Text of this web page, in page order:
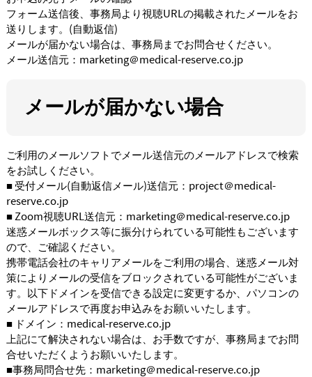
フォーム送信後、事務局より視聴URLの掲載されたメールをお
送りします。(自動返信)
メールが届かない場合は、事務局までお問合せください。
メール送信元：marketing＠medical-reserve.co.jp
メールが届かない場合
ご利用のメールソフトでメール送信元のメールアドレスで検索
をお試しください。
■ 受付メール(自動返信メール)送信元：project＠medical-
reserve.co.jp
■ Zoom視聴URL送信元：marketing＠medical-reserve.co.jp
迷惑メールボックス等に振分けられている可能性もございます
ので、ご確認ください。
携帯電話会社のキャリアメールをご利用の場合、迷惑メール対
策によりメールの受信をブロックされている可能性がございま
す。以下ドメインを受信できる設定に変更するか、パソコンの
メールアドレスで再度お申込みをお願いいたします。
■ ドメイン：medical-reserve.co.jp
上記にて解決されない場合は、お手数ですが、事務局までお問
合せいただくようお願いいたします。
■事務局問合せ先：marketing＠medical-reserve.co.jp